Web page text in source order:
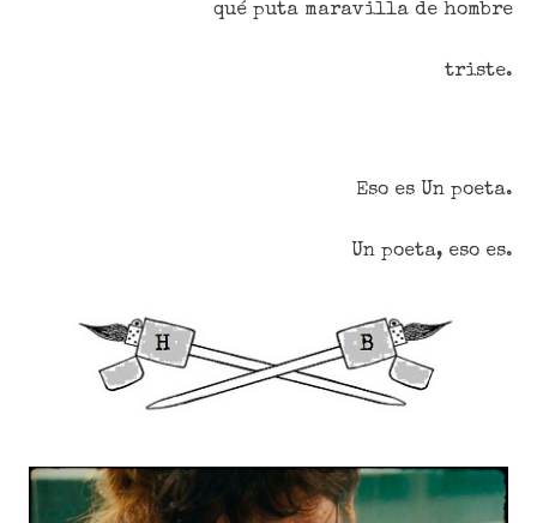
qué puta maravilla de hombre
triste.
Eso es Un poeta.
Un poeta, eso es.